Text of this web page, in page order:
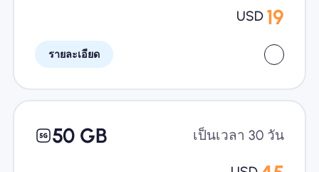
USD 19
รายละเอียด
50 GB เป็นเวลา 30 วัน